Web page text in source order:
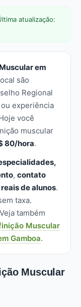
atualização:
em
são
Regional
experiência
você
muscular
80/hora.
, contato
de alunos.
taxa.
também
Muscular
Gamboa.
Muscular